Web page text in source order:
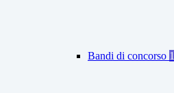
Bandi di concorso